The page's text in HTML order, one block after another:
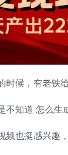
时候，有老铁
不知道 怎么生
频也挺感兴趣